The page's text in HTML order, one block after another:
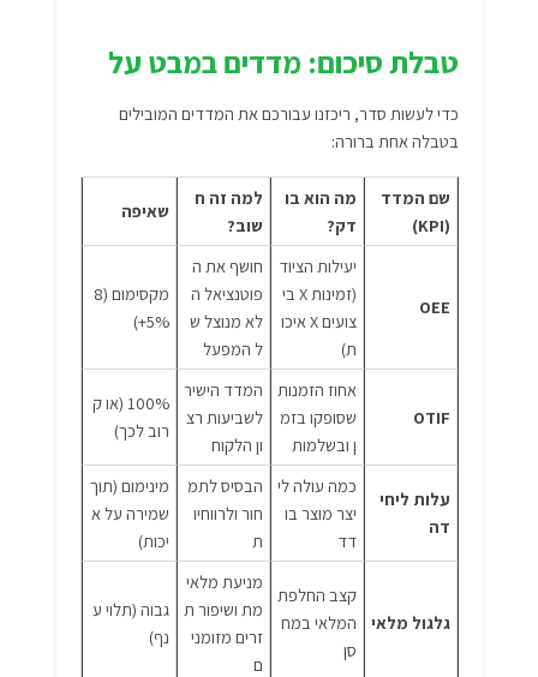
טבלת סיכום: מדדים במבט על
כדי לעשות סדר, ריכזנו עבורכם את המדדים המובילים
בטבלה אחת ברורה:
שם המדד
(KPI)
מה הוא בו
דק?
למה זה ח
שוב?
שאיפה
OEE
יעילות הציוד
(זמינות X בי
צועים X איכו
ת)
חושף את ה
פוטנציאל ה
לא מנוצל ש
ל המפעל
מקסימום (8
5%+)
OTIF
אחוז הזמנות
שסופקו בזמ
ן ובשלמות
המדד הישיר
לשביעות רצ
ון הלקוח
100% (או ק
רוב לכך)
עלות ליחי
דה
כמה עולה לי
יצר מוצר בו
דד
הבסיס לתמ
חור ולרווחיו
ת
מינימום (תוך
שמירה על א
יכות)
גלגול מלאי
קצב החלפת
המלאי במח
סן
מניעת מלאי
מת ושיפור ת
זרים מזומני
ם
גבוה (תלוי ע
נף)